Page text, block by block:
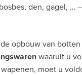
den, gagel,
opbouw van
waaruit u
moet u